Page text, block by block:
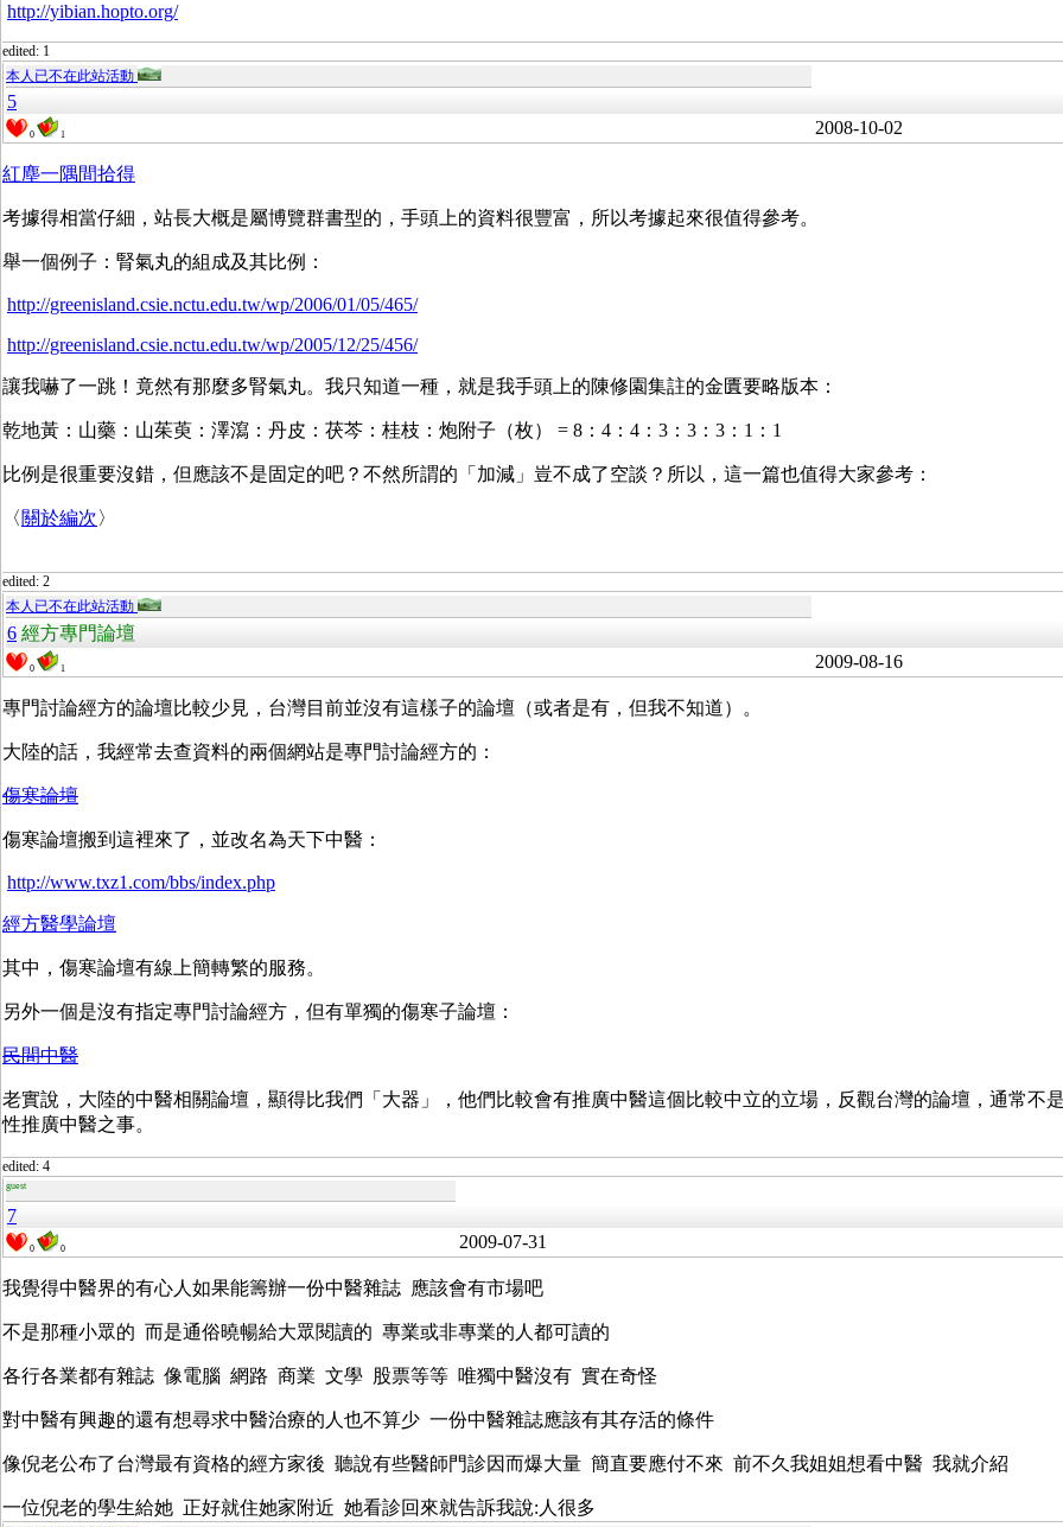
http://yibian.hopto.org/
edited: 1
本人已不在此站活動
5
0 1 2008-10-02
紅塵一隅間拾得
考據得相當仔細，站長大概是屬博覽群書型的，手頭上的資料很豐富，所以考據起來很值得參考。
舉一個例子：腎氣丸的組成及其比例：
http://greenisland.csie.nctu.edu.tw/wp/2006/01/05/465/
http://greenisland.csie.nctu.edu.tw/wp/2005/12/25/456/
讓我嚇了一跳！竟然有那麼多腎氣丸。我只知道一種，就是我手頭上的陳修園集註的金匱要略版本：
乾地黃：山藥：山茱萸：澤瀉：丹皮：茯芩：桂枝：炮附子（枚） = 8：4：4：3：3：3：1：1
比例是很重要沒錯，但應該不是固定的吧？不然所謂的「加減」豈不成了空談？所以，這一篇也值得大家參考：
〈關於編次〉
edited: 2
本人已不在此站活動
6 經方專門論壇
0 1 2009-08-16
專門討論經方的論壇比較少見，台灣目前並沒有這樣子的論壇（或者是有，但我不知道）。
大陸的話，我經常去查資料的兩個網站是專門討論經方的：
傷寒論壇
傷寒論壇搬到這裡來了，並改名為天下中醫：
http://www.txz1.com/bbs/index.php
經方醫學論壇
其中，傷寒論壇有線上簡轉繁的服務。
另外一個是沒有指定專門討論經方，但有單獨的傷寒子論壇：
民間中醫
老實說，大陸的中醫相關論壇，顯得比我們「大器」，他們比較會有推廣中醫這個比較中立的立場，反觀台灣的論壇，通常不
性推廣中醫之事。
edited: 4
guest
7
0 0 2009-07-31
我覺得中醫界的有心人如果能籌辦一份中醫雜誌 應該會有市場吧
不是那種小眾的 而是通俗曉暢給大眾閱讀的 專業或非專業的人都可讀的
各行各業都有雜誌 像電腦 網路 商業 文學 股票等等 唯獨中醫沒有 實在奇怪
對中醫有興趣的還有想尋求中醫治療的人也不算少 一份中醫雜誌應該有其存活的條件
像倪老公布了台灣最有資格的經方家後 聽說有些醫師門診因而爆大量 簡直要應付不來 前不久我姐姐想看中醫 我就介紹
一位倪老的學生給她 正好就住她家附近 她看診回來就告訴我說:人很多